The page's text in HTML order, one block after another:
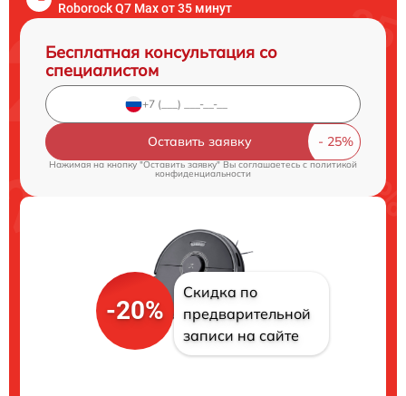
Roborock Q7 Max от 35 минут
Бесплатная консультация со
специалистом
Оставить заявку
Нажимая на кнопку "Оставить заявку" Вы соглашаетесь cполитикой
конфиденциальности
-20%
Скидка по
предварительной
записи на сайте